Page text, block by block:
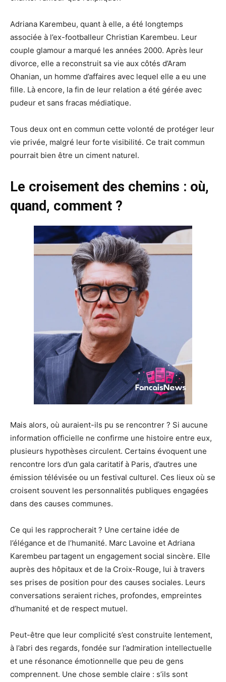
Adriana Karembeu, quant à elle, a été longtemps
associée à l’ex-footballeur Christian Karembeu. Leur
couple glamour a marqué les années 2000. Après leur
divorce, elle a reconstruit sa vie aux côtés d’Aram
Ohanian, un homme d’affaires avec lequel elle a eu une
fille. Là encore, la fin de leur relation a été gérée avec
pudeur et sans fracas médiatique.
Tous deux ont en commun cette volonté de protéger leur
vie privée, malgré leur forte visibilité. Ce trait commun
pourrait bien être un ciment naturel.
Le croisement des chemins : où,
quand, comment ?
Mais alors, où auraient-ils pu se rencontrer ? Si aucune
information officielle ne confirme une histoire entre eux,
plusieurs hypothèses circulent. Certains évoquent une
rencontre lors d’un gala caritatif à Paris, d’autres une
émission télévisée ou un festival culturel. Ces lieux où se
croisent souvent les personnalités publiques engagées
dans des causes communes.
Ce qui les rapprocherait ? Une certaine idée de
l’élégance et de l’humanité. Marc Lavoine et Adriana
Karembeu partagent un engagement social sincère. Elle
auprès des hôpitaux et de la Croix-Rouge, lui à travers
ses prises de position pour des causes sociales. Leurs
conversations seraient riches, profondes, empreintes
d’humanité et de respect mutuel.
Peut-être que leur complicité s’est construite lentement,
à l’abri des regards, fondée sur l’admiration intellectuelle
et une résonance émotionnelle que peu de gens
comprennent. Une chose semble claire : s’ils sont